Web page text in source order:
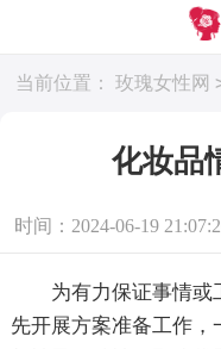
当前位置： 玫瑰女性网
化妆品
时间：2024-06-19
为有力保证事情或
先开展方案准备工作